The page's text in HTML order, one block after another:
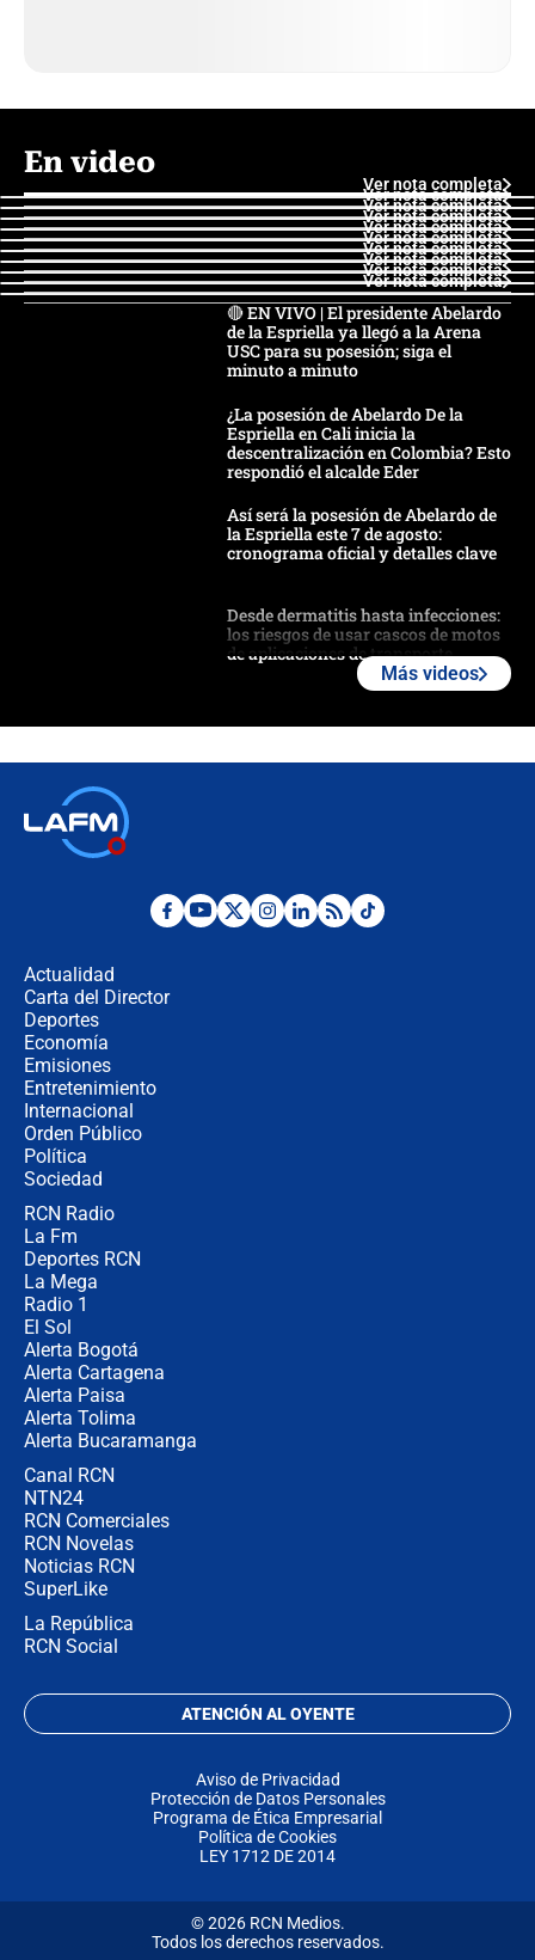
En video
Ver nota completa
Ver nota completa
Ver nota completa
Ver nota completa
Ver nota completa
Ver nota completa
Ver nota completa
Ver nota completa
Ver nota completa
Ver nota completa
🔴 EN VIVO | El presidente Abelardo
de la Espriella ya llegó a la Arena
USC para su posesión; siga el
minuto a minuto
¿La posesión de Abelardo De la
Espriella en Cali inicia la
descentralización en Colombia? Esto
respondió el alcalde Eder
Así será la posesión de Abelardo de
la Espriella este 7 de agosto:
cronograma oficial y detalles clave
Desde dermatitis hasta infecciones:
los riesgos de usar cascos de motos
de aplicaciones de transporte
Posesión de Abelardo De La Espriella
Más videos
Actualidad
Carta del Director
Deportes
Economía
Emisiones
Entretenimiento
Internacional
Orden Público
Política
Sociedad
RCN Radio
La Fm
Deportes RCN
La Mega
Radio 1
El Sol
Alerta Bogotá
Alerta Cartagena
Alerta Paisa
Alerta Tolima
Alerta Bucaramanga
Canal RCN
NTN24
RCN Comerciales
RCN Novelas
Noticias RCN
SuperLike
La República
RCN Social
ATENCIÓN AL OYENTE
Aviso de Privacidad
Protección de Datos Personales
Programa de Ética Empresarial
Política de Cookies
LEY 1712 DE 2014
© 2026 RCN Medios.
Todos los derechos reservados.